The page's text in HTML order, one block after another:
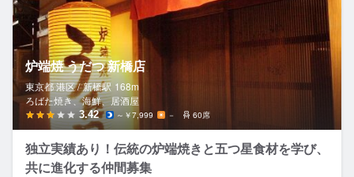
炉端焼 うだつ 新橋店
東京都 港区 / 新橋駅 168m
ろばた焼き、海鮮、居酒屋
3.42 ～￥7,999 － 60席
独立実績あり！伝統の炉端焼きと五つ星食材を学び、
共に進化する仲間募集